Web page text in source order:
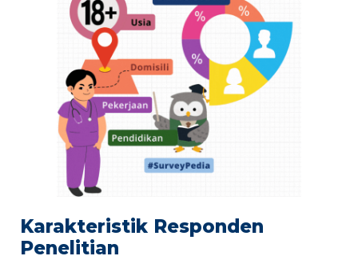
Karakteristik Responden
Penelitian